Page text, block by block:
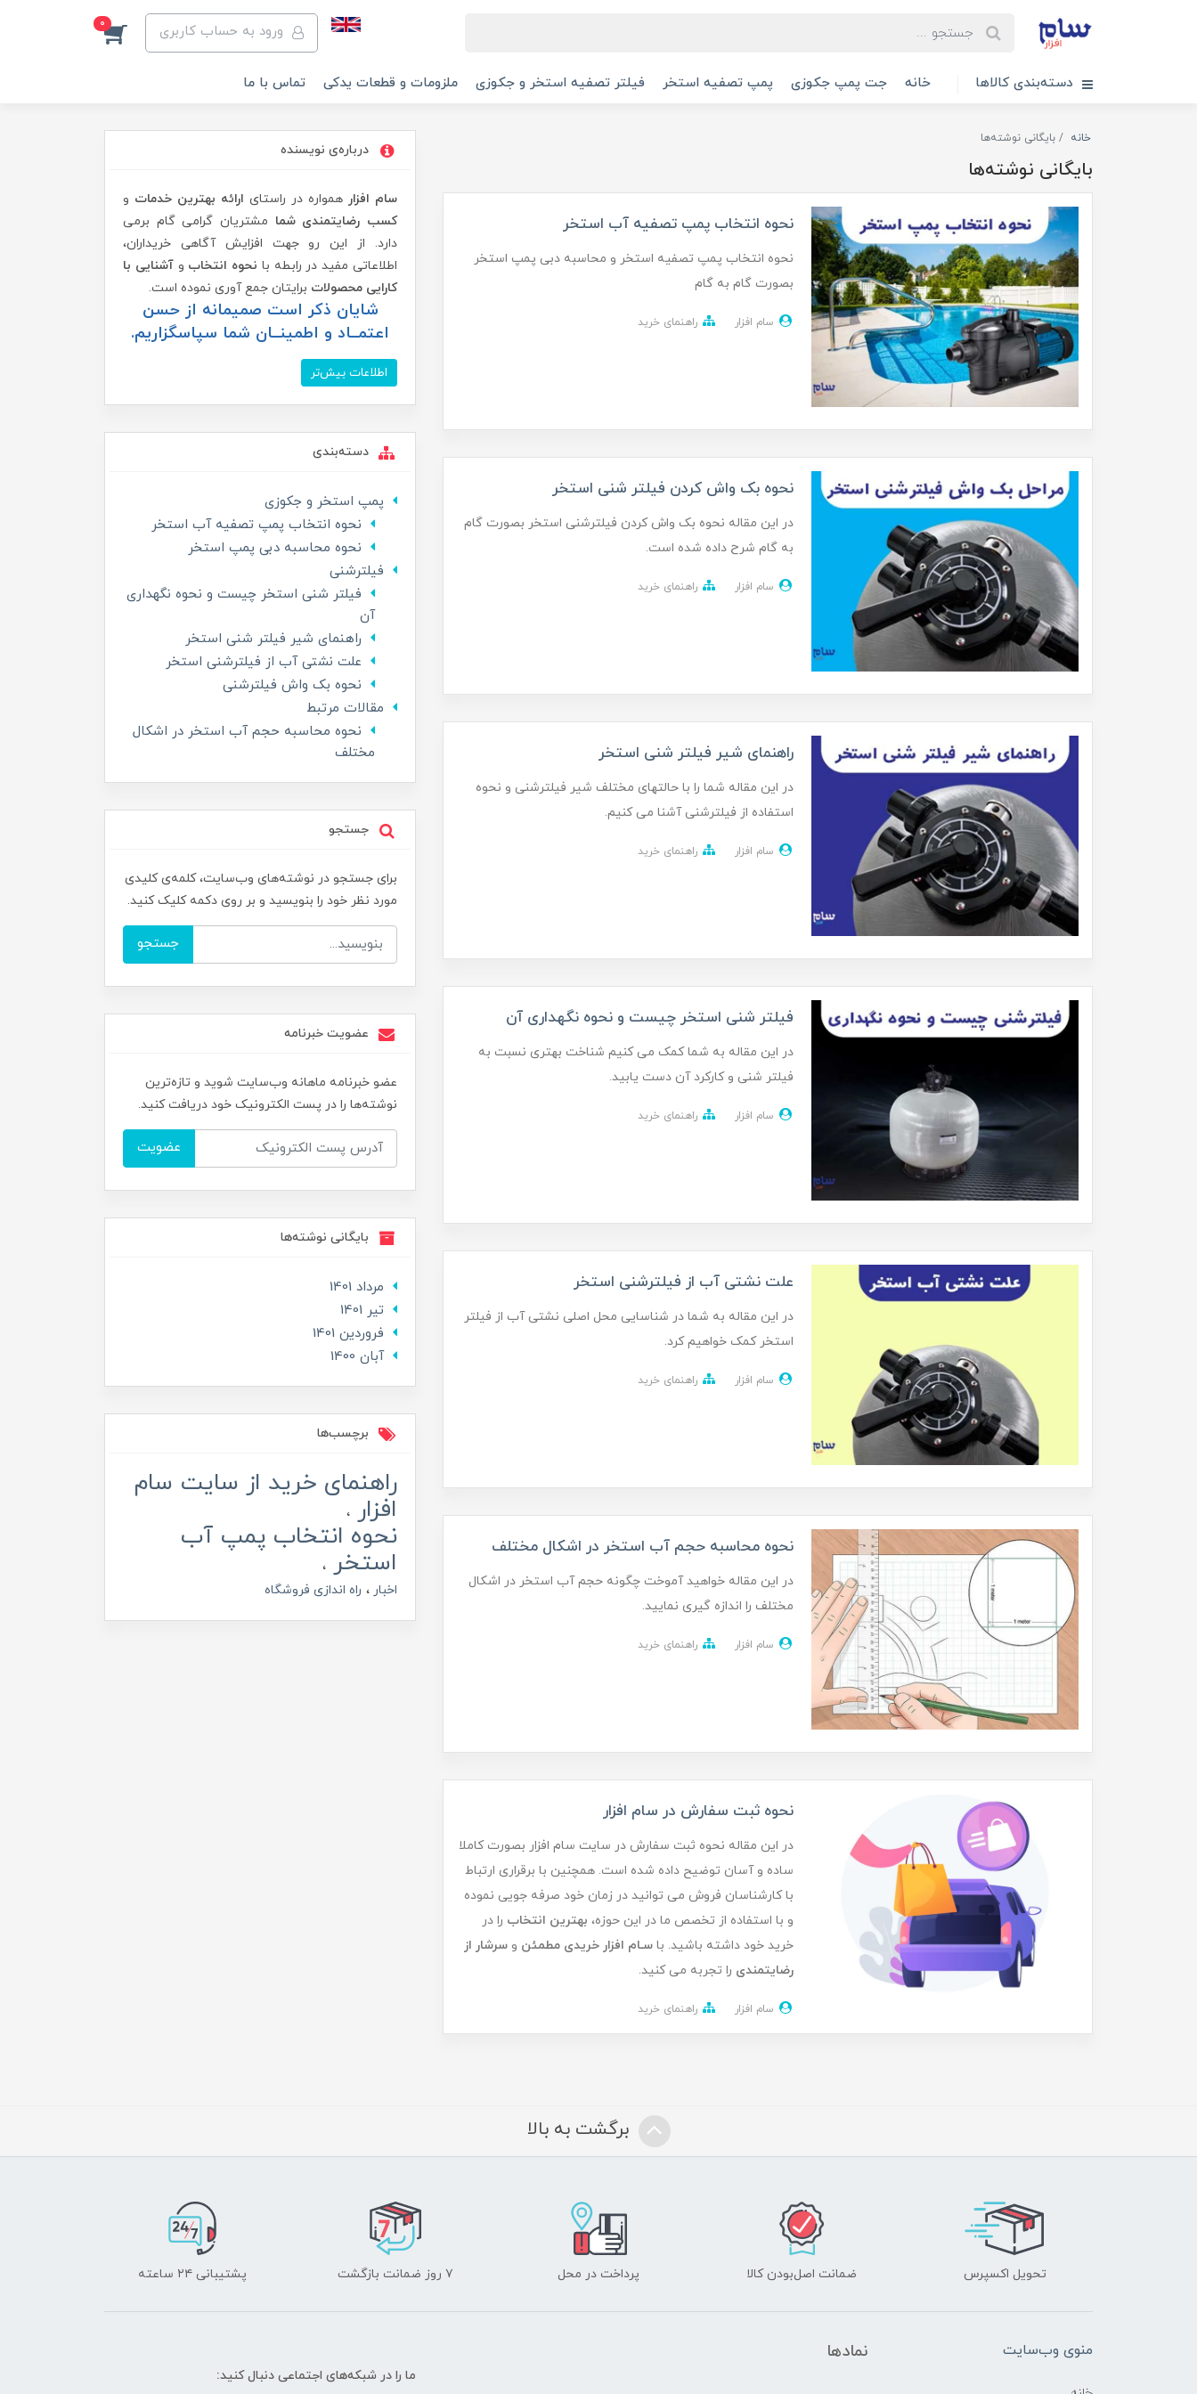
ورود به حساب کاربری 0
دسته‌بندی کالاها خانه جت پمپ جکوزی پمپ تصفیه استخر فیلتر تصفیه استخر و جکوزی ملزومات و قطعات یدکی تماس با ما
خانه بایگانی نوشته‌ها
بایگانی نوشته‌ها
نحوه انتخاب پمپ تصفیه آب استخر
نحوه انتخاب پمپ تصفیه استخر و محاسبه دبی پمپ استخر
بصورت گام به گام
سام افزار راهنمای خرید
نحوه بک واش کردن فیلتر شنی استخر
در این مقاله نحوه بک واش کردن فیلترشنی استخر بصورت گام
به گام شرح داده شده است.
سام افزار راهنمای خرید
راهنمای شیر فیلتر شنی استخر
در این مقاله شما را با حالتهای مختلف شیر فیلترشنی و نحوه
استفاده از فیلترشنی آشنا می کنیم.
سام افزار راهنمای خرید
فیلتر شنی استخر چیست و نحوه نگهداری آن
در این مقاله به شما کمک می کنیم شناخت بهتری نسبت به
فیلتر شنی و کارکرد آن دست یابید.
سام افزار راهنمای خرید
علت نشتی آب از فیلترشنی استخر
در این مقاله به شما در شناسایی محل اصلی نشتی آب از فیلتر
استخر کمک خواهیم کرد.
سام افزار راهنمای خرید
نحوه محاسبه حجم آب استخر در اشکال مختلف
در این مقاله خواهید آموخت چگونه حجم آب استخر در اشکال
مختلف را اندازه گیری نمایید.
سام افزار راهنمای خرید
نحوه ثبت سفارش در سام افزار
در این مقاله نحوه ثبت سفارش در سایت سام افزار بصورت کاملا
ساده و آسان توضیح داده شده است. همچنین با برقراری ارتباط
با کارشناسان فروش می توانید در زمان خود صرفه جویی نموده
و با استفاده از تخصص ما در این حوزه، بهترین انتخاب را در
خرید خود داشته باشید. با سـام افزار خریدی مطمئن و سرشار از
رضایتمندی را تجربه می کنید.
سام افزار راهنمای خرید
درباره‌ی نویسنده
سام افزار همواره در راستای ارائه بهترین خدمات و
کسب رضایتمندی شما مشتریان گرامی گام برمی
دارد. از این رو جهت افزایش آگاهی خریداران،
اطلاعاتی مفید در رابطه با نحوه انتخاب وآشنایی با
کارایی محصولات برایتان جمع آوری نموده است.
شایان ذکر است صمیمانه از حسن
اعتمــاد و اطمینــان شما سپاسگزاریم.
اطلاعات بیش‌تر
دسته‌بندی
پمپ استخر و جکوزی
نحوه انتخاب پمپ تصفیه آب استخر
نحوه محاسبه دبی پمپ استخر
فیلترشنی
فیلتر شنی استخر چیست و نحوه نگهداری
آن
راهنمای شیر فیلتر شنی استخر
علت نشتی آب از فیلترشنی استخر
نحوه بک واش فیلترشنی
مقالات مرتبط
نحوه محاسبه حجم آب استخر در اشکال
مختلف
جستجو
برای جستجو در نوشته‌های وب‌سایت، کلمه‌ی کلیدی
مورد نظر خود را بنویسید و بر روی دکمه کلیک کنید.
جستجو
عضویت خبرنامه
عضو خبرنامه ماهانه وب‌سایت شوید و تازه‌ترین
نوشته‌ها را در پست الکترونیک خود دریافت کنید.
عضویت
بایگانی نوشته‌ها
مرداد 1401
تير 1401
فروردین 1401
آبان 1400
برچسب‌ها
راهنمای خرید از سایت سام
افزار
نحوه انتخاب پمپ آب
استخر
اخبار راه اندازی فروشگاه
برگشت به بالا
تحویل اکسپرس ضمانت اصل‌بودن کالا پرداخت در محل ۷ روز ضمانت بازگشت پشتیبانی ۲۴ ساعته
منوی وب‌سایت نمادها
ما را در شبکه‌های اجتماعی دنبال کنید: